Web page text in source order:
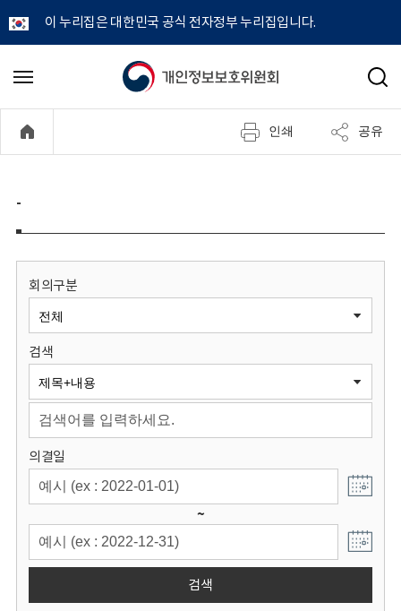
이 누리집은 대한민국 공식 전자정부 누리집입니다.
개
정
보
원
회
메
기
검
인쇄 공유
-
회의구분
검색
의결일
~
검색